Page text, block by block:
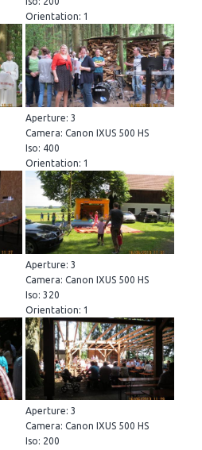
Orientation: 1
Aperture: 3
Camera: Canon IXUS 500 HS
Iso: 400
Orientation: 1
Aperture: 3
Camera: Canon IXUS 500 HS
Iso: 320
Orientation: 1
Aperture: 3
Camera: Canon IXUS 500 HS
Iso: 200